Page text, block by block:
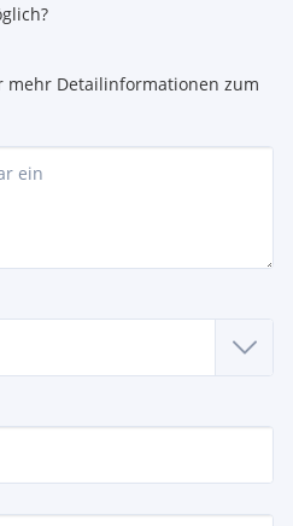
mehr Detailinformationen zum